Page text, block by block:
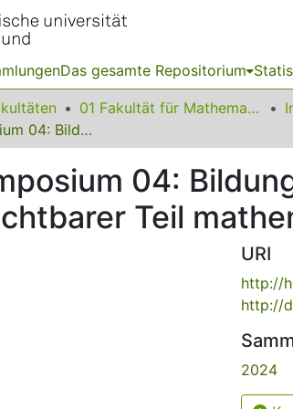
Das gesamte Repositorium
01 Fakultät für Mathematik
Minisymposium 04: Bildung für nachhaltige Entwicklung als unverzichtbarer Teil mathematischer Allgemeinbildung
04:
Teil
URI
http://
http://
2024